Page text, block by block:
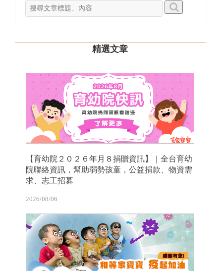
精選文章
【育幼院２０２６年月８捐贈資訊】｜全台育幼
院聯絡資訊，幫助弱勢孩童，公益捐款、物資需
求、志工招募
2026/08/06